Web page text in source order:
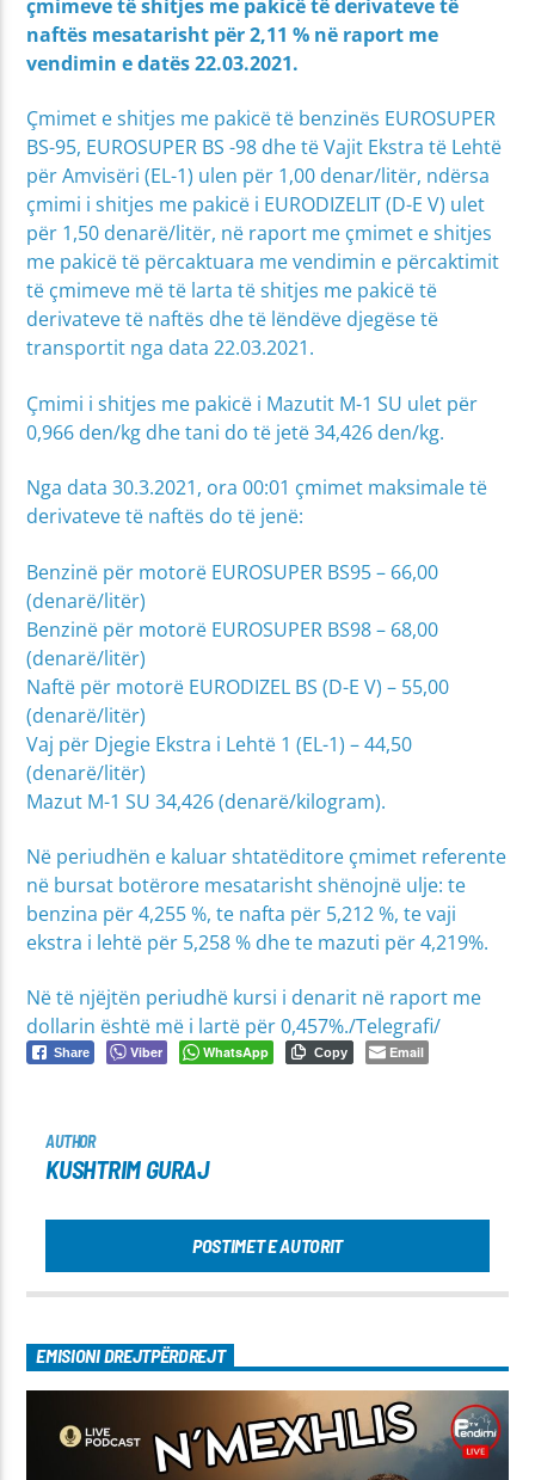
çmimeve të shitjes me pakicë të derivateve të
naftës mesatarisht për 2,11 % në raport me
vendimin e datës 22.03.2021.
Çmimet e shitjes me pakicë të benzinës EUROSUPER
BS-95, EUROSUPER BS -98 dhe të Vajit Ekstra të Lehtë
për Amvisëri (EL-1) ulen për 1,00 denar/litër, ndërsa
çmimi i shitjes me pakicë i EURODIZELIT (D-E V) ulet
për 1,50 denarë/litër, në raport me çmimet e shitjes
me pakicë të përcaktuara me vendimin e përcaktimit
të çmimeve më të larta të shitjes me pakicë të
derivateve të naftës dhe të lëndëve djegëse të
transportit nga data 22.03.2021.
Çmimi i shitjes me pakicë i Мazutit М-1 SU ulet për
0,966 den/kg dhe tani do të jetë 34,426 den/kg.
Nga data 30.3.2021, ora 00:01 çmimet maksimale të
derivateve të naftës do të jenë:
Benzinë për motorë EUROSUPER BS95 – 66,00
(denarë/litër)
Benzinë për motorë EUROSUPER BS98 – 68,00
(denarë/litër)
Naftë për motorë EURODIZEL BS (D-E V) – 55,00
(denarë/litër)
Vaj për Djegie Ekstra i Lehtë 1 (EL-1) – 44,50
(denarë/litër)
Mazut М-1 SU 34,426 (denarë/kilogram).
Në periudhën e kaluar shtatëditore çmimet referente
në bursat botërore mesatarisht shënojnë ulje: te
benzina për 4,255 %, te nafta për 5,212 %, te vaji
ekstra i lehtë për 5,258 % dhe te mazuti për 4,219%.
Në të njëjtën periudhë kursi i denarit në raport me
dollarin është më i lartë për 0,457%./Telegrafi/
Share Viber WhatsApp Copy Email
AUTHOR
KUSHTRIM GURAJ
POSTIMET E AUTORIT
EMISIONI DREJTPËRDREJT